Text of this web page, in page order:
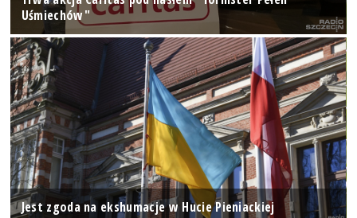
Uśmiechów"
Jest zgoda na ekshumacje w Hucie Pieniackiej